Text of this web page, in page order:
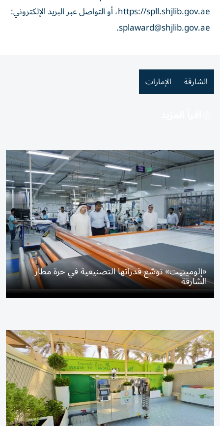
https://spll.shjlib.gov.ae، أو التواصل عبر البريد الإلكتروني:
splaward@shjlib.gov.ae
.
الشارقة الإمارات
«إلومينيت» توسّع قدراتها التصنيعية في حرة مطار
الشارقة